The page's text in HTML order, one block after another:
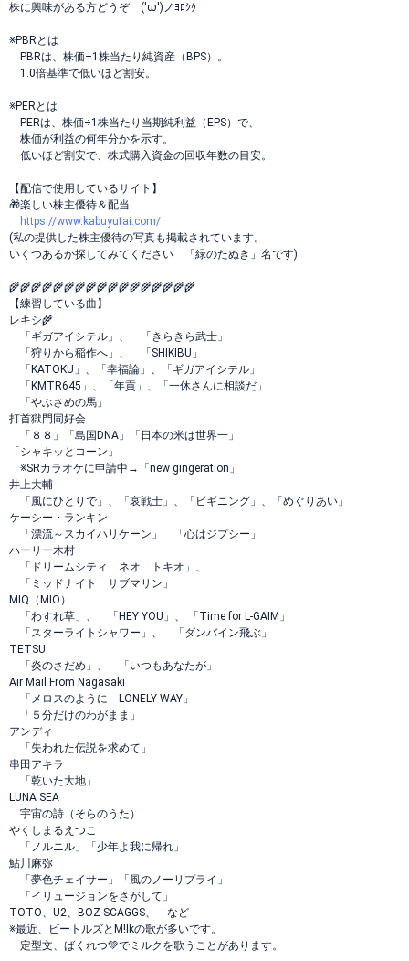
株に興味がある方どうぞ ('ω')ノﾖﾛｼｸ
※PBRとは
PBRは、株価÷1株当たり純資産（BPS）。
1.0倍基準で低いほど割安。
※PERとは
PERは、株価÷1株当たり当期純利益（EPS）で、
株価が利益の何年分かを示す。
低いほど割安で、株式購入資金の回収年数の目安。
【配信で使用しているサイト】
🎁楽しい株主優待＆配当
https://www.kabuyutai.com/
(私の提供した株主優待の写真も掲載されています。
いくつあるか探してみてください 「緑のたぬき」名です)
🌾🌾🌾🌾🌾🌾🌾🌾🌾🌾🌾🌾🌾🌾🌾🌾🌾
【練習している曲】
レキシ🌾
「ギガアイシテル」、 「きらきら武士」
「狩りから稲作へ」、 「SHIKIBU」
「KATOKU」、「幸福論」、「ギガアイシテル」
「KMTR645」、「年貢」、「一休さんに相談だ」
「やぶさめの馬」
打首獄門同好会
「８８」「島国DNA」「日本の米は世界一」
「シャキッとコーン」
※SRカラオケに申請中→「new gingeration」
井上大輔
「風にひとりで」、「哀戦士」、「ビギニング」、「めぐりあい」
ケーシー・ランキン
「漂流～スカイハリケーン」 「心はジプシー」
ハーリー木村
「ドリームシティ ネオ トキオ」、
「ミッドナイト サブマリン」
MIQ（MIO）
「わすれ草」、 「HEY YOU」、 「Time for L-GAIM」
「スターライトシャワー」、 「ダンバイン飛ぶ」
TETSU
「炎のさだめ」、 「いつもあなたが」
Air Mail From Nagasaki
「メロスのように LONELY WAY」
「５分だけのわがまま」
アンディ
「失われた伝説を求めて」
串田アキラ
「乾いた大地」
LUNA SEA
宇宙の詩（そらのうた）
やくしまるえつこ
「ノルニル」「少年よ我に帰れ」
鮎川麻弥
「夢色チェイサー」「風のノーリプライ」
「イリュージョンをさがして」
TOTO、U2、BOZ SCAGGS、 など
※最近、ビートルズとM!lkの歌が多いです。
定型文、ばくれつ💚でミルクを歌うことがあります。